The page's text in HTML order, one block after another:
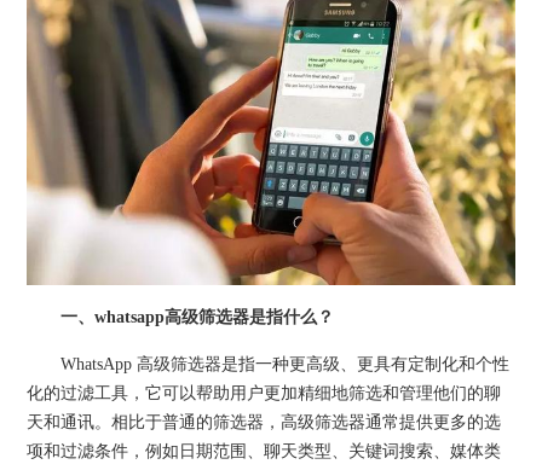
一、whatsapp高级筛选器是指什么？
WhatsApp 高级筛选器是指一种更高级、更具有定制化和个性
化的过滤工具，它可以帮助用户更加精细地筛选和管理他们的聊
天和通讯。相比于普通的筛选器，高级筛选器通常提供更多的选
项和过滤条件，例如日期范围、聊天类型、关键词搜索、媒体类